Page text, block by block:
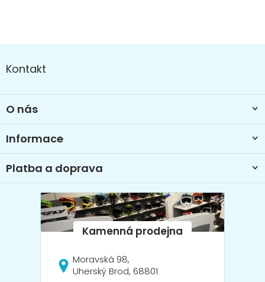
á
pKontakt
O nás
Informace
Platba a doprava
Moravská 98,
Uherský Brod, 68801